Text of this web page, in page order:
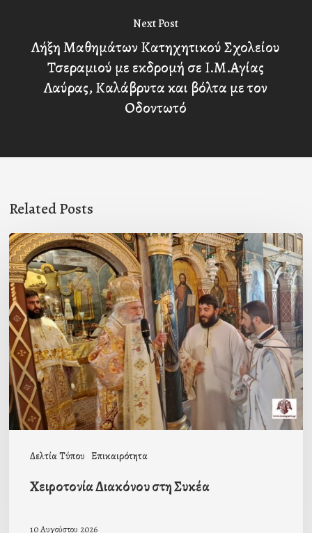
Next Post
Λήξη Μαθημάτων Κατηχητικού Σχολείου
Τσεραμιού με εκδρομή σε Ι.Μ.Αγίας
Λαύρας, Καλάβρυτα και βόλτα με τον
Οδοντωτό
Related Posts
Δελτία Τύπου Επικαιρότητα
Χειροτονία
Διακόνου
στη
Συκέα
Χειροτονία Διακόνου στη Συκέα
10 Αυγούστου 2026